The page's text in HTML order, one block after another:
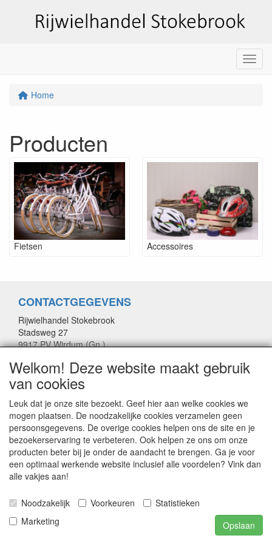
Menu
Home
Producten
Fietsen Accessoires
CONTACTGEGEVENS
Rijwielhandel Stokebrook
Stadsweg 27
9917 PV Wirdum (Gn.)
E-mail: stokebrook@xs4all.nl
Telefoon: 0596 - 571646
Publicatie van inhoud van deze website is, in alle vormen,
uitsluitend voorbehouden aan Stokebrook Rijwielhandel te
Wirdum.
Welkom! Deze website maakt gebruik
van cookies
Leuk dat je onze site bezoekt. Geef hier aan welke cookies we
mogen plaatsen. De noodzakelijke cookies verzamelen geen
persoonsgegevens. De overige cookies helpen ons de site en je
bezoekerservaring te verbeteren. Ook helpen ze ons om onze
producten beter bij je onder de aandacht te brengen. Ga je voor
een optimaal werkende website inclusief alle voordelen? Vink dan
alle vakjes aan!
Noodzakelijk Voorkeuren
Statistieken
Marketing
Opslaan